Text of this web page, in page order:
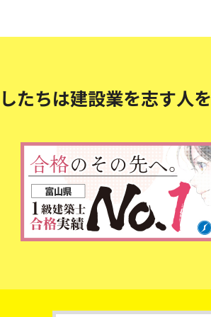
たちは建設業を志す人を